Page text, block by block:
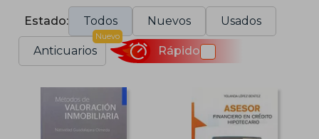
Estado: Todos Nuevos Usados
Anticuarios
Nuevo
Rápido